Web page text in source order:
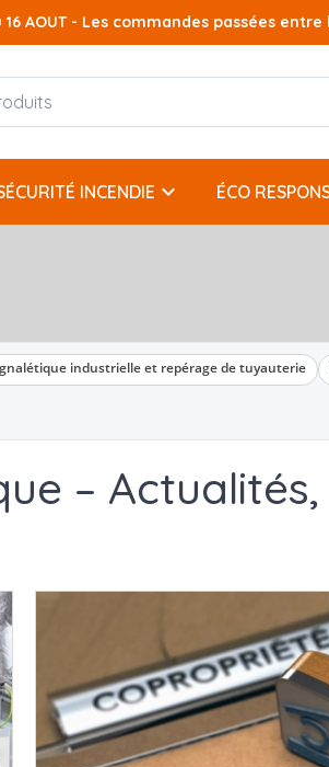
16 AOUT - Les commandes passées
INCENDIE keyboard_arrow_down ÉCO
industrielle et repérage de tuyauterie
–